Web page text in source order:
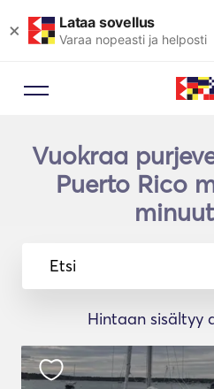
× Lataa sovellus
Varaa nopeasti ja helposti
Vuokraa
Puerto Rico
Etsi
Hintaan sisältyy